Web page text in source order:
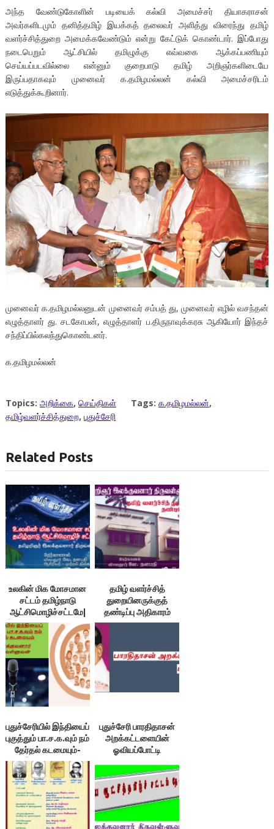
அந்த வேண்டுகோளின் படியைக் கல்வி அமைச்சர் தியாகராசன்
அவர்களிடமும் தனித்தமிழ் இயக்கத் தலைவர் அளித்து விரைந்து தமிழ்
வளர்ச்சித்துறை அமைக்கவேண்டும் என்று கேட்டுக் கொண்டார். இப்போது
நடைபெறும் ஆட்சியில் தமிழுக்கு எவ்வகை ஆக்கப்பணியும்
செய்யப்படவில்லை என்னும் குறைபாடு தமிழ் அறிஞர்களிடையே
இருப்பதாகவும் முனைவர் க.தமிழமல்லன் கல்வி அமைச்சரிடம்
எடுத்துக்கூறினார்.
முனைவர் க.தமிழமல்லனுடன் முனைவர் சம்பத் து, முனைவர் எழில் வசந்தன்
எழுத்தாளர் து. சடகோபன், எழுத்தாளர் ப.திருநாவுக்கரசு ஆகியோர் இந்தச்
சந்திப்பில்கலந்துகொண்டனர்.
க.தமிழமல்லன்
Topics: அறிக்கை, செய்திகள் Tags: க.தமிழமல்லன்,
தமிழ்வளர்ச்சித்துறை, புதுச்சேரி
Related Posts
உலகின் மிக மோசமான
சட்டம் தமிழ்நாடு
ஆட்சிமொழிச்சட்டமே|
இலக்குவனார்திருவள்ளுவன்
தமிழ் வளர்ச்சித்
துறையினருக்குத்
தண்டிப்பு அதிகாரம்
வழங்கிடுக! |
புதுச்சேரியில் இந்தியைப்
புகுத்தும் பா.ச.க.வும் நம்
தேர்தல் கடமையும்-
இலக்குவனார்
திருவள்ளுவன்
புதுச்சேரி பாரதிதாசன்
அறக்கட்டளையின்
ஓவியப்போட்டி